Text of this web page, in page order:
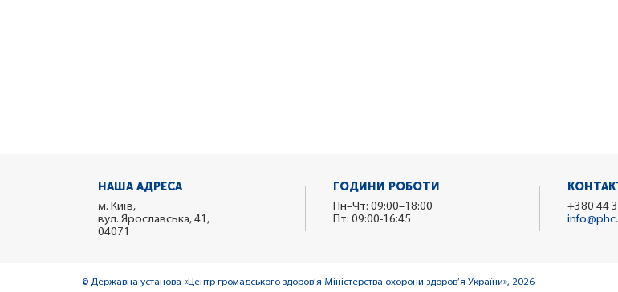
НАША АДРЕСА
м. Київ,
вул. Ярославська, 41,
04071
ГОДИНИ РОБОТИ
Пн–Чт: 09:00–18:00
Пт: 09:00-16:45
+380 44
© Державна установа «Центр громадського здоров’я Міністерства охорони здоров’я України», 2026